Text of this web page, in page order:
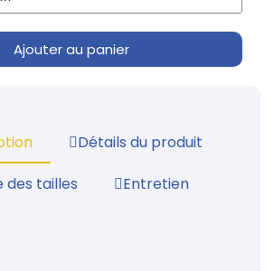
Ajouter au panier
Détails du produit
des tailles
Entretien